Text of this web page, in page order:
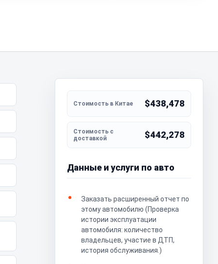
$438,478
$442,278
Данные и услуги по авто
Заказать расширенный отчет по
этому автомобилю (Проверка
истории эксплуатации
автомобиля: количество
владельцев, участие в ДТП,
история обслуживания.)